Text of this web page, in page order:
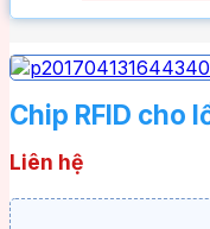
Chip RFID cho
Liên hệ